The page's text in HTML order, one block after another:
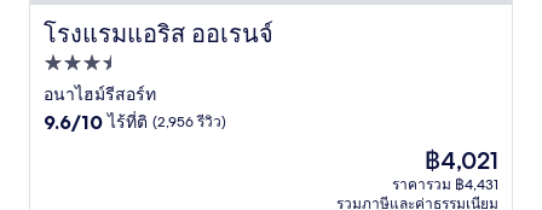
โรงแรมแอริส ออเรนจ์
โรงแรมแอริส ออเรนจ์
ที่พัก
3.5
ดาว
อนาไฮม์รีสอร์ท
9.6
9.6/10 ไร้ที่ติ (2,956 รีวิว)
ราคา
ปัจจุบัน
คือ
฿4,021
ราคารวม ฿4,431
รวมภาษีและค่าธรรมเนียม